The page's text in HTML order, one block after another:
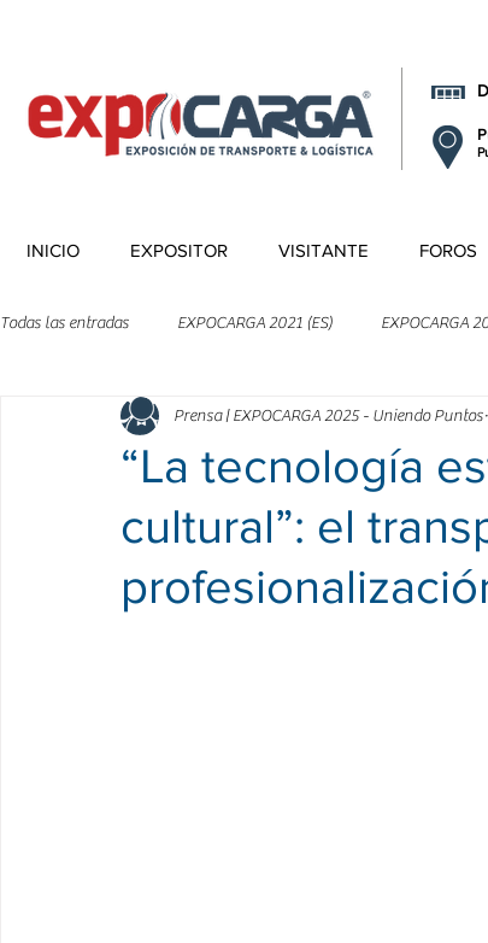
INICIO EXPOSITOR VISITANTE FOROS
Todas las entradas EXPOCARGA 2021 (ES) EXPOCARGA
“La tecnología
cultural”: el
Prensa | EXPOCARGA 2025 - Uniendo Puntos